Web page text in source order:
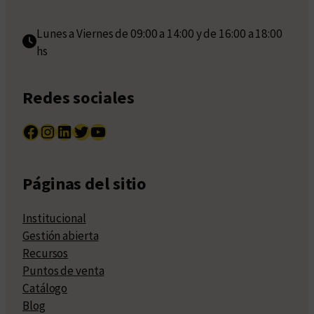
Lunes a Viernes de 09:00 a 14:00 y de 16:00 a 18:00
hs
Redes sociales
Facebook InstagramLinkedIn Twitter YouTube
Páginas del sitio
Institucional
Gestión abierta
Recursos
Puntos de venta
Catálogo
Blog